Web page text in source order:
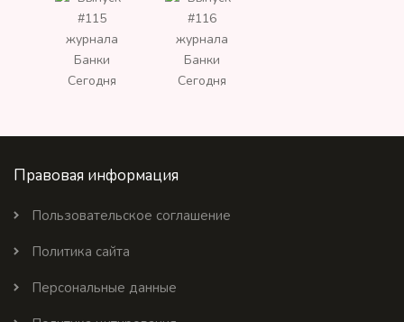
Правовая информация
Пользовательское соглашение
Политика сайта
Персональные данные